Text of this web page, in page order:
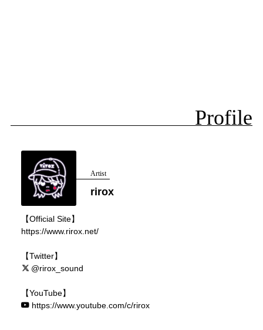
Profile
Artist
rirox
【Official Site】
https://www.rirox.net/
【Twitter】
@rirox_sound
【YouTube】
https://www.youtube.com/c/rirox